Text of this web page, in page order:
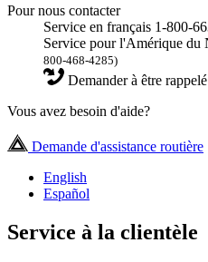
Pour nous contacter
Service en français 1-800-
Service pour l'Amérique
800-468-4285)
Demander à être rappelé
Vous avez besoin d'aide?
Demande d'assistance routière
English
Español
Service à la clientèle